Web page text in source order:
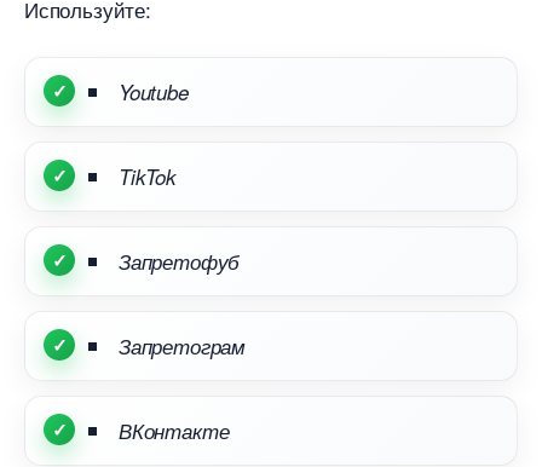
Используйте:
Youtube
TikTok
Запретофу
Запретограм
Контакте